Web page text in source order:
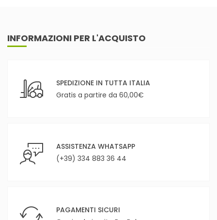
INFORMAZIONI PER L'ACQUISTO
SPEDIZIONE IN TUTTA ITALIA
Gratis a partire da 60,00€
ASSISTENZA WHATSAPP
(+39) 334 883 36 44
PAGAMENTI SICURI